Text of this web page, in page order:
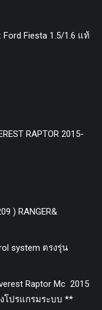
Fiesta 1.5/1.6 แท้
RAPTOR 2015-
) RANGER&
system ตรงรุ่น
Raptor Mc 2015
โปรแกรมระบบ **